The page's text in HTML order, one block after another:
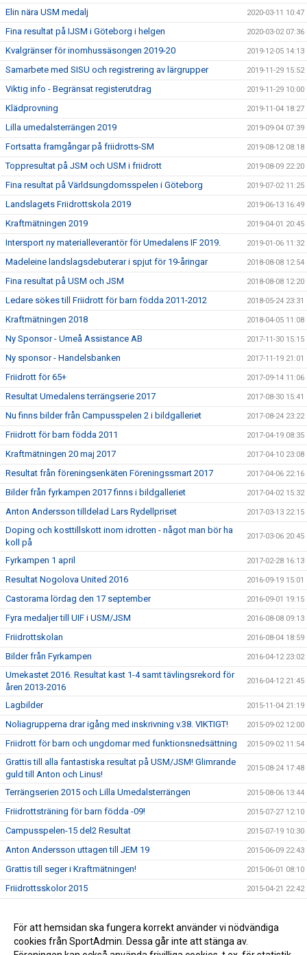
Elin nära USM medalj 2020-03-11 10:47
Fina resultat på IJSM i Göteborg i helgen 2020-03-02 07:36
Kvalgränser för inomhussäsongen 2019-20 2019-12-05 14:13
Samarbete med SISU och registrering av lärgrupper 2019-11-29 15:52
Viktig info - Begränsat registerutdrag 2019-11-29 10:00
Klädprovning 2019-11-04 18:27
Lilla umedalsterrängen 2019 2019-09-04 07:39
Fortsatta framgångar på friidrotts-SM 2019-08-12 08:18
Toppresultat på JSM och USM i friidrott 2019-08-09 22:20
Fina resultat på Världsungdomsspelen i Göteborg 2019-07-02 11:25
Landslagets Friidrottskola 2019 2019-06-13 16:49
Kraftmätningen 2019 2019-04-01 20:45
Intersport ny materialleverantör för Umedalens IF 2019. 2019-01-06 11:32
Madeleine landslagsdebuterar i spjut för 19-åringar 2018-08-08 12:54
Fina resultat på USM och JSM 2018-08-08 12:20
Ledare sökes till Friidrott för barn födda 2011-2012 2018-05-24 23:31
Kraftmätningen 2018 2018-04-05 11:08
Ny Sponsor - Umeå Assistance AB 2017-11-30 15:15
Ny sponsor - Handelsbanken 2017-11-19 21:01
Friidrott för 65+ 2017-09-14 11:06
Resultat Umedalens terrängserie 2017 2017-08-30 15:41
Nu finns bilder från Campusspelen 2 i bildgalleriet 2017-08-24 23:22
Friidrott för barn födda 2011 2017-04-19 08:35
Kraftmätningen 20 maj 2017 2017-04-10 23:08
Resultat från föreningsenkäten Föreningssmart 2017 2017-04-06 22:16
Bilder från fyrkampen 2017 finns i bildgalleriet 2017-04-02 15:32
Anton Andersson tilldelad Lars Rydellpriset 2017-03-13 22:15
Doping och kosttillskott inom idrotten - något man bör ha
koll på
2017-03-06 20:45
Fyrkampen 1 april 2017-02-28 16:13
Resultat Nogolova United 2016 2016-09-19 15:01
Castorama lördag den 17 september 2016-09-01 19:15
Fyra medaljer till UIF i USM/JSM 2016-08-08 09:13
Friidrottskolan 2016-08-04 18:59
Bilder från Fyrkampen 2016-04-12 23:02
Umekastet 2016. Resultat kast 1-4 samt tävlingsrekord för
åren 2013-2016
2016-04-12 21:45
Lagbilder 2015-11-04 21:19
Noliagrupperna drar igång med inskrivning v.38. VIKTIGT! 2015-09-02 12:00
Friidrott för barn och ungdomar med funktionsnedsättning 2015-09-02 11:54
Grattis till alla fantastiska resultat på USM/JSM! Glimrande
guld till Anton och Linus!
2015-08-24 17:48
Terrängserien 2015 och Lilla Umedalsterrängen 2015-08-06 13:44
Friidrottsträning för barn födda -09! 2015-07-27 12:10
Campusspelen-15 del2 Resultat 2015-07-19 10:30
Anton Andersson uttagen till JEM 19 2015-06-09 22:43
Grattis till seger i Kraftmätningen! 2015-06-01 08:10
Friidrottsskolor 2015 2015-04-21 22:42
Resultat Umekastet 1-3 samt Umekastet 5 - Final 2015-04-05 13:41
Information från styrelsen 2015-02-12 13:26
För att hemsidan ska fungera korrekt använder vi nödvändiga
cookies från SportAdmin. Dessa går inte att stänga av.